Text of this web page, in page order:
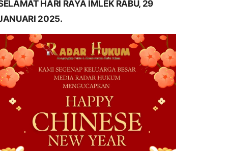
HARI RAYA IMLEK RABU, 29
2025.